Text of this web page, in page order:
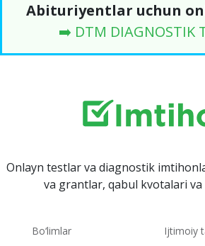
Abituriyentlar uchun
➡️ DTM DIAGNOSTIK
Onlayn testlar va diagnostik
va grantlar, qabul kvotalari
Bo‘limlar Ijtimoiy